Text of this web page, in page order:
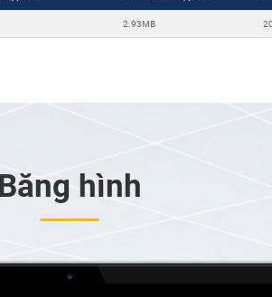
2.93MB
Băng hình